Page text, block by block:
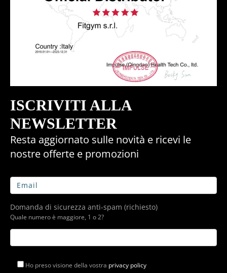
ISCRIVITI ALLA
NEWSLETTER
Resta aggiornato sulle novità e ricevi le
nostre offerte e promozioni
Domanda di sicurezza anti-spam (richiesto)
Quale numero è maggiore, 1 o 2?
Ho preso visione della vostra privacy policy